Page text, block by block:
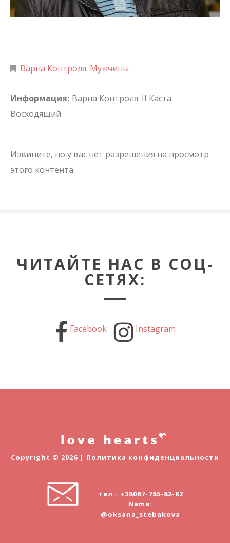
Варна Контроля. Мужчины
Информация: Варна Контроля. II Каста.
Восходящий
Извините, но у вас нет разрешения на просмотр
этого контента.
ЧИТАЙТЕ НАС В СОЦ-
СЕТЯХ:
Facebook Instagram
Copyright © 2026 | Политика конфиденциальности
тел.: +38067-785-82-82
Name:
@oksana_stebakova